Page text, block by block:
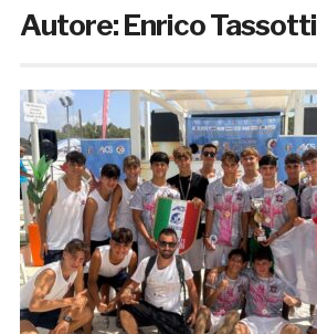
Autore:Enrico Tassotti